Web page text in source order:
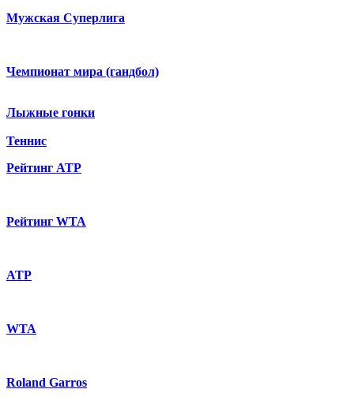
Мужская Суперлига
Чемпионат мира (гандбол)
Лыжные гонки
Теннис
Рейтинг ATP
Рейтинг WTA
ATP
WTA
Roland Garros